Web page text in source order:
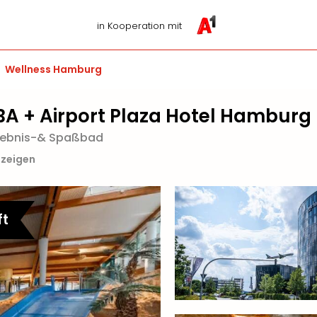
in Kooperation mit
Wellness Hamburg
+ Airport Plaza Hotel Hamburg
& Spaßbad